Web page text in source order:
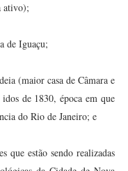
ativo);
de Iguaçu;
(maior casa de Câmara e
de 1830, época em que
do Rio de Janeiro; e
que estão sendo realizadas